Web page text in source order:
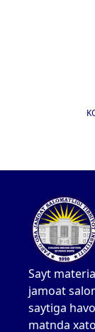
Sayt
jamoat
saytiga
matnda